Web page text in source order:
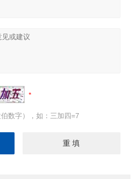
数字），如：三加四=7